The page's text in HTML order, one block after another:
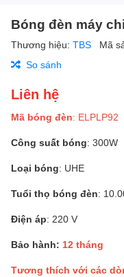
Bóng đèn máy
Thương hiệu: TBS Mã
So sánh
Liên hệ
Mã bóng đèn: ELPLP92
Công suất bóng: 300W
Loại bóng: UHE
Tuổi thọ bóng đèn:
Điện áp: 220 V
Bảo hành: 12 tháng
Tương thích với các